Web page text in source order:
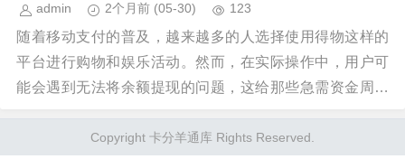
admin 2个月前 (05-30) 123
随着移动支付的普及，越来越多的人选择使用得物这样的
平台进行购物和娱乐活动。然而，在实际操作中，用户可
能会遇到无法将余额提现的问题，这给那些急需资金周转
Copyright 卡分羊通库 Rights Reserved.